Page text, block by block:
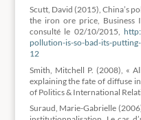
Scutt, David (2015), China’s
the iron ore price, Business
consulté le 02/10/2015,
pollution-is-so-bad-its-
12
Smith, Mitchell P. (2008), «
explaining the fate of diffuse
of Politics & International
Suraud, Marie-Gabrielle